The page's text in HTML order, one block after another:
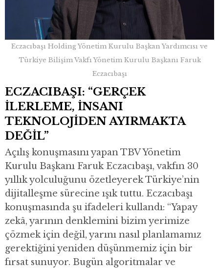
Eczacıbaşı Holding Yönetim Kurulu Başkan Yardımcısı ve
Türkiye Bilişim Vakfı Yönetim Kurulu Başkanı Faruk
Eczacıbaşı
ECZACIBAŞI: “GERÇEK
İLERLEME, İNSANI
TEKNOLOJİDEN AYIRMAKTA
DEĞİL”
Açılış konuşmasını yapan TBV Yönetim
Kurulu Başkanı Faruk Eczacıbaşı, vakfın 30
yıllık yolculuğunu özetleyerek Türkiye’nin
dijitalleşme sürecine ışık tuttu. Eczacıbaşı
konuşmasında şu ifadeleri kullandı: “Yapay
zekâ, yarının denklemini bizim yerimize
çözmek için değil, yarını nasıl planlamamız
gerektiğini yeniden düşünmemiz için bir
fırsat sunuyor. Bugün algoritmalar ve